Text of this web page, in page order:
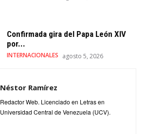
Confirmada gira del Papa León XIV
por...
INTERNACIONALES agosto 5, 2026
Néstor Ramírez
Redactor Web. Licenciado en Letras en
Universidad Central de Venezuela (UCV).